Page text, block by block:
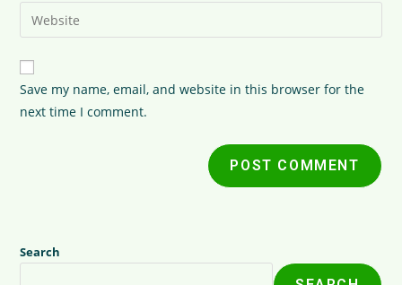
Save my name, email, and website in this browser for the
next time I comment.
Search